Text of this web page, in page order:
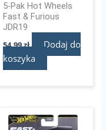
5-Pak Hot Wheels
Fast & Furious
JDR19
54,99zł
Dodaj do
koszyka